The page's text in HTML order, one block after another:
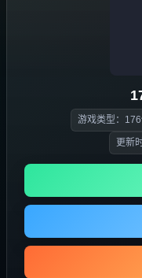
游戏类型：
更新